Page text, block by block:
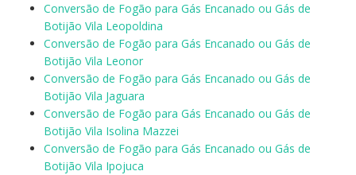
Conversão de Fogão para Gás Encanado ou Gás de
Botijão Vila Leopoldina
Conversão de Fogão para Gás Encanado ou Gás de
Botijão Vila Leonor
Conversão de Fogão para Gás Encanado ou Gás de
Botijão Vila Jaguara
Conversão de Fogão para Gás Encanado ou Gás de
Botijão Vila Isolina Mazzei
Conversão de Fogão para Gás Encanado ou Gás de
Botijão Vila Ipojuca